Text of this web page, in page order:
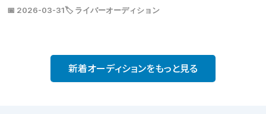
📅 2026-03-31🏷️ ライバーオーディション
新着オーディションをもっと見る